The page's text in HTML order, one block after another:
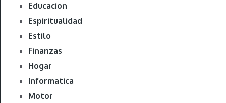
Educacion
Espiritualidad
Estilo
Finanzas
Hogar
Informatica
Motor